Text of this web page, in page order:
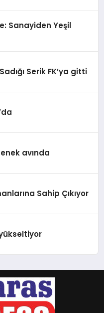
Sanayiden Yeşil
Serik FK’ya gitti
avında
Sahip Çıkıyor